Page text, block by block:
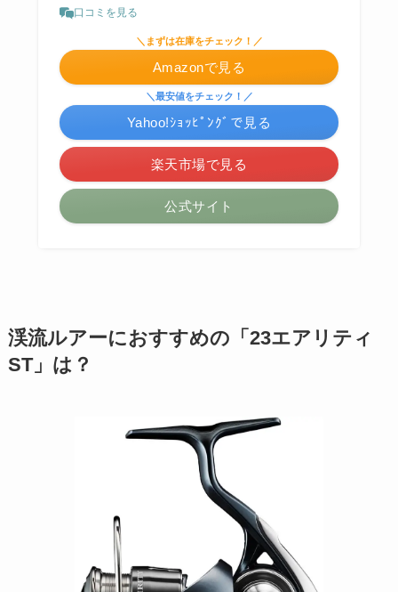
口コミを見る
＼まずは在庫をチェック！／
Amazonで見る
楽天市場で見る
＼最安値をチェック！／
Yahoo!ｼｮｯﾋﾟﾝｸﾞで見る
公式サイト
渓流ルアーにおすすめの「23エアリティ
ST」は？